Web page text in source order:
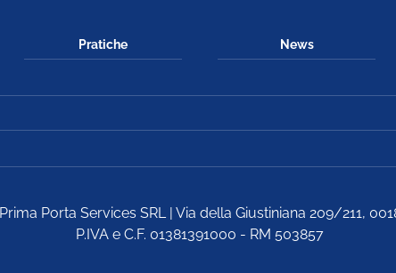
Pratiche News
Prima Porta Services SRL | Via della Giustiniana 209/211,
P.IVA e C.F. 01381391000 - RM 503857